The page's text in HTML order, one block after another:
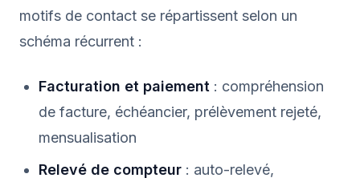
motifs de contact se répartissent selon un
schéma récurrent :
Facturation et paiement : compréhension
de facture, échéancier, prélèvement rejeté,
mensualisation
Relevé de compteur : auto-relevé,